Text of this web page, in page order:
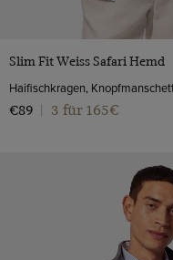
Slim Fit Weiss Safari Hemd
Haifischkragen,
€89
3 für 165€